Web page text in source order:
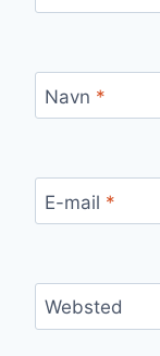
Navn *
E-mail *
Websted